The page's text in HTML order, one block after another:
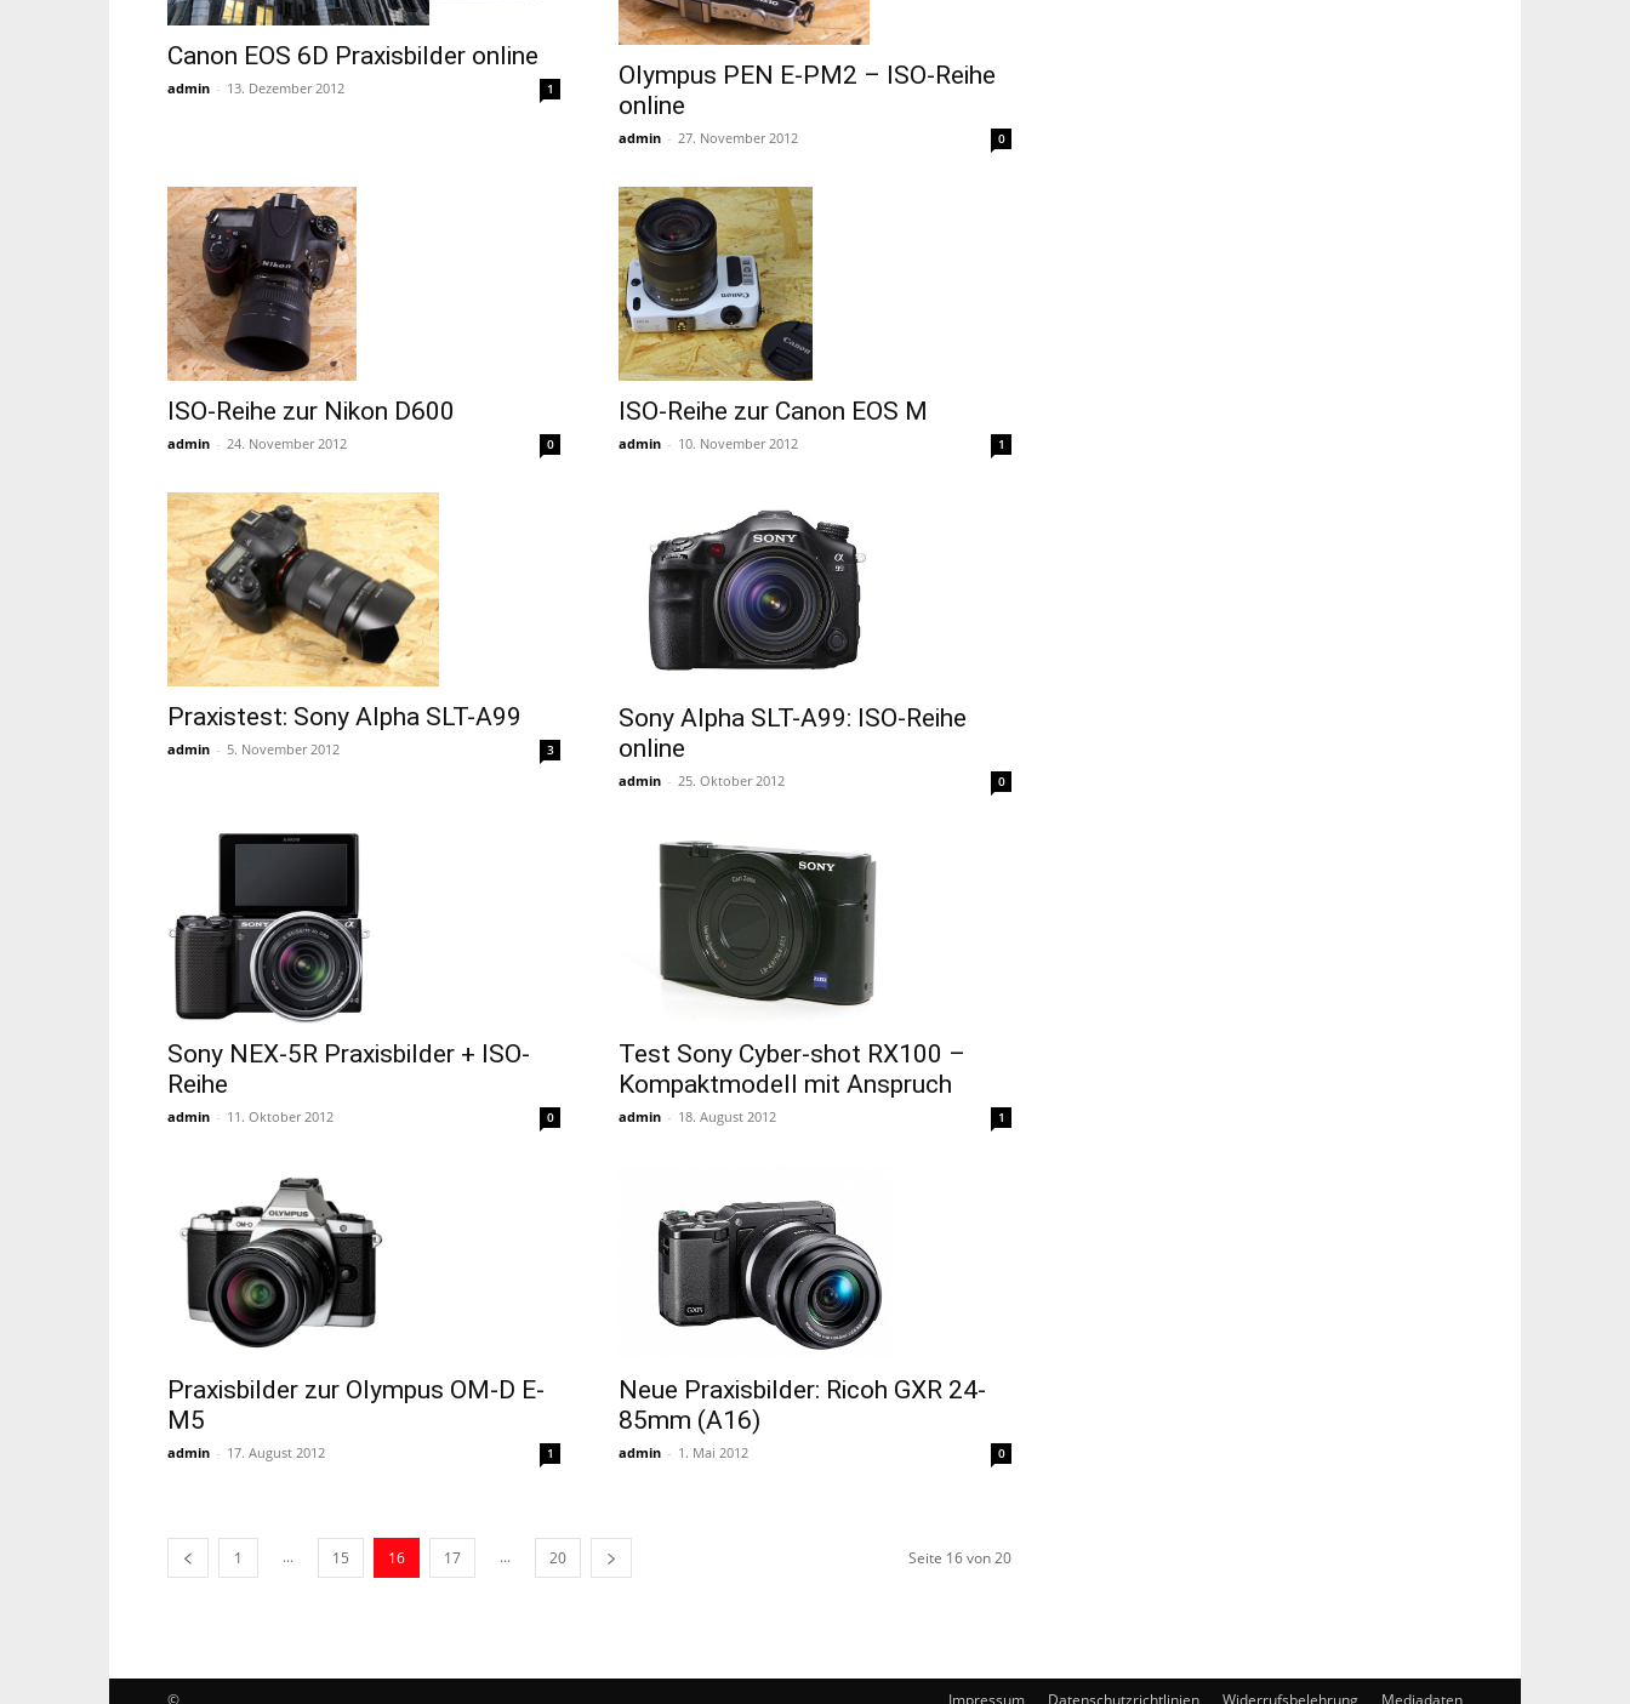
Canon EOS 6D Praxisbilder online
admin - 13. Dezember 2012 1
Olympus PEN E-PM2 – ISO-Reihe
online
admin - 27. November 2012 0
ISO-Reihe zur Nikon D600
admin - 24. November 2012 0
ISO-Reihe zur Canon EOS M
admin - 10. November 2012 1
Praxistest: Sony Alpha SLT-A99
admin - 5. November 2012 3
Sony Alpha SLT-A99: ISO-Reihe
online
admin - 25. Oktober 2012 0
Sony NEX-5R Praxisbilder + ISO-
Reihe
admin - 11. Oktober 2012 0
Test Sony Cyber-shot RX100 –
Kompaktmodell mit Anspruch
admin - 18. August 2012 1
Praxisbilder zur Olympus OM-D E-
M5
admin - 17. August 2012 1
Neue Praxisbilder: Ricoh GXR 24-
85mm (A16)
admin - 1. Mai 2012 0
1 ... 15 16 17 ... 20 Seite 16 von 20
Impressum Datenschutzrichtlinien Widerrufsbelehrung Mediadaten
©